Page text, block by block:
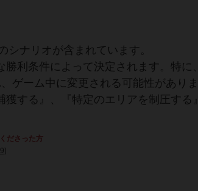
ナリオが含まれています。
利条件によって決定されます。特に、
ゲーム中に変更される可能性がありま
する』、『特定のエリアを制圧する』
ださった方